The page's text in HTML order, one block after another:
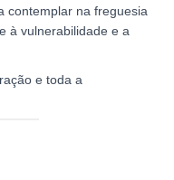
contemplar na freguesia
à vulnerabilidade e a
e toda a